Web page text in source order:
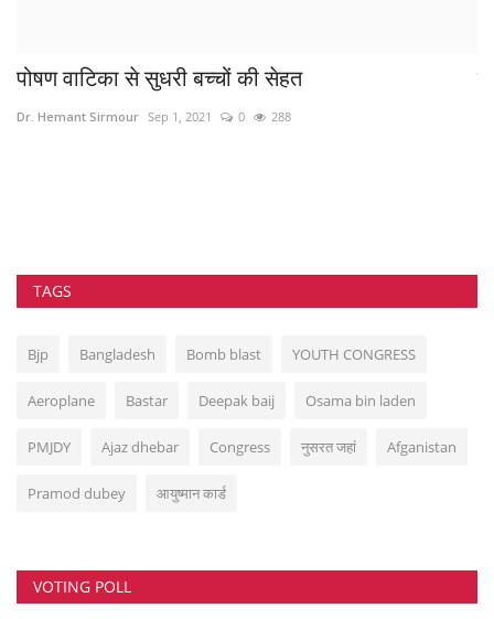
पोषण वाटिका से सुधरी बच्चों की सेहत
Dr. Hemant Sirmour Sep 1, 2021 0 288
TAGS
Bjp Bangladesh Bomb blast YOUTH CONGRESS
Aeroplane Bastar Deepak baij Osama bin laden
PMJDY Ajaz dhebar Congress नुसरत जहां Afganistan
Pramod dubey आयुष्मान कार्ड
VOTING POLL